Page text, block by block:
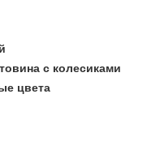
с колесиками
цвета